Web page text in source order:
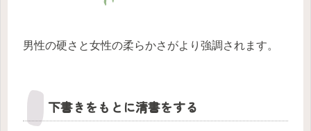
男性の硬さと女性の柔らかさがより強調されます。
下書きをもとに清書をする